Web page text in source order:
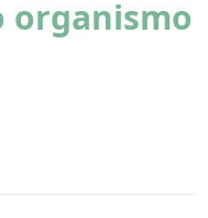
organismo